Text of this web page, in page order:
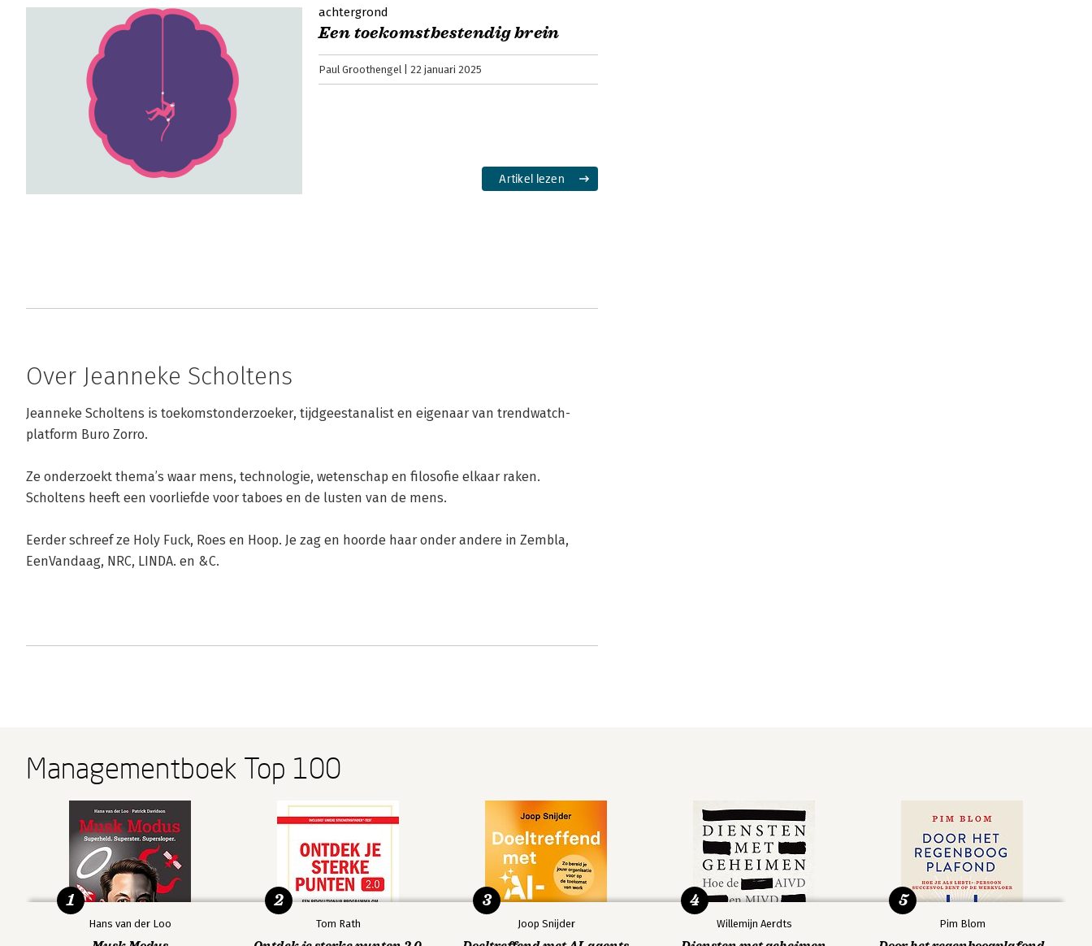
achtergrond
Een toekomstbestendig brein
Paul Groothengel 22 januari 2025
Artikel lezen
Over Jeanneke Scholtens
Jeanneke Scholtens is toekomstonderzoeker, tijdgeestanalist en eigenaar van trendwatch-
platform Buro Zorro.
Ze onderzoekt thema’s waar mens, technologie, wetenschap en filosofie elkaar raken.
Scholtens heeft een voorliefde voor taboes en de lusten van de mens.
Eerder schreef ze Holy Fuck, Roes en Hoop. Je zag en hoorde haar onder andere in Zembla,
EenVandaag, NRC, LINDA. en &C.
Managementboek Top 100
Hans van der Loo
1
Tom Rath
2
Joop Snijder
3
Willemijn Aerdts
4
Pim Blom
5